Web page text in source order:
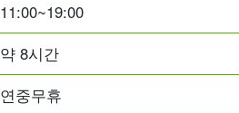
11:00~19:00
약 8시간
연중무휴